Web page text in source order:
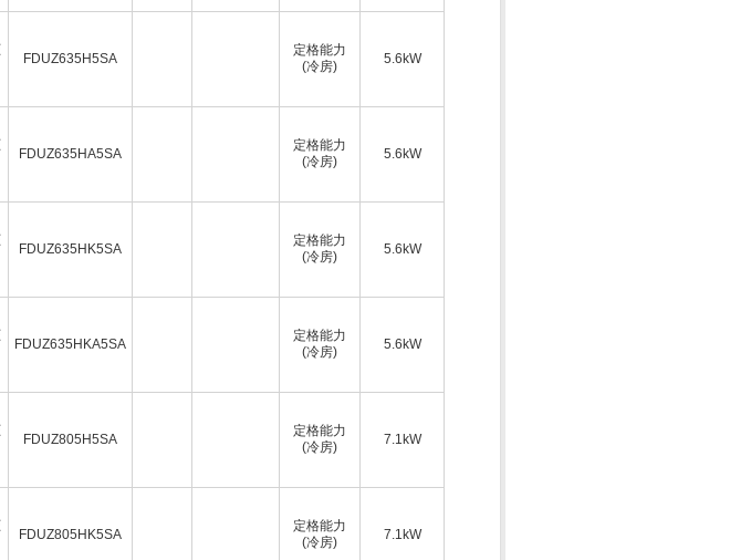
FDUZ635H5SA
定格能力
(冷房)
5.6kW
FDUZ635HA5SA
定格能力
(冷房)
5.6kW
FDUZ635HK5SA
定格能力
(冷房)
5.6kW
FDUZ635HKA5SA
定格能力
(冷房)
5.6kW
FDUZ805H5SA
定格能力
(冷房)
7.1kW
FDUZ805HK5SA
定格能力
(冷房)
7.1kW